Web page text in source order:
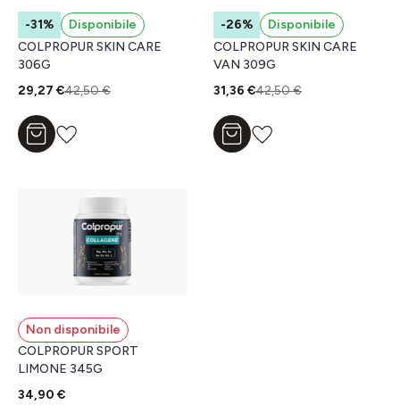
-31%
Disponibile
COLPROPUR SKIN CARE
306G
29,27 €42,50 €
Aggiungi al carrello
-26%
Disponibile
COLPROPUR SKIN CARE
VAN 309G
31,36 €42,50 €
Aggiungi al carrello
Non disponibile
COLPROPUR SPORT
LIMONE 345G
34,90 €